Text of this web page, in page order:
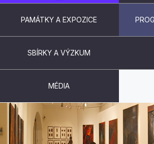
PAMÁTKY A EXPOZICE
SBÍRKY A VÝZKUM
MÉDIA